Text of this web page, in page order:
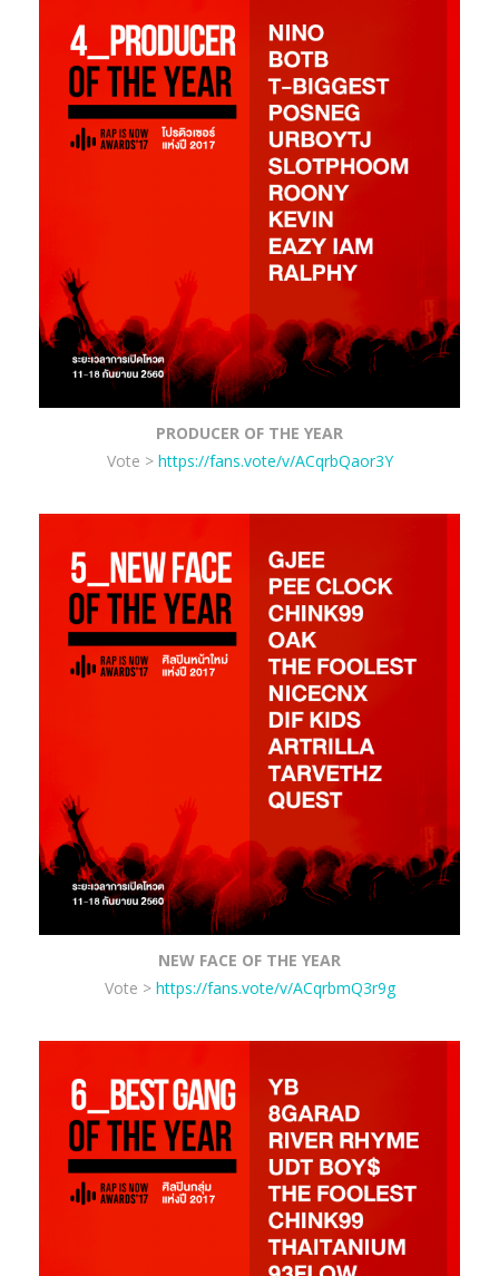
PRODUCER OF THE YEAR
Vote > https://fans.vote/v/ACqrbQaor3Y
NEW FACE OF THE YEAR
Vote > https://fans.vote/v/ACqrbmQ3r9g